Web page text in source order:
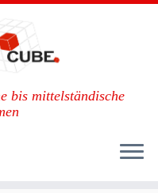
bis mittelständische